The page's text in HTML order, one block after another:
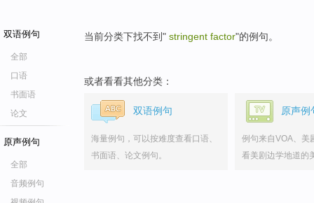
双语例句
全部
口语
书面语
论文
原声例句
全部
音频例句
当前分类下找不到" stringent factor"的例句。
或者看看其他分类：
双语例句
海量例句，可以按难度查看口语、
书面语、论文例句。
原声例
例句来自VOA、美
看美剧边学地道的